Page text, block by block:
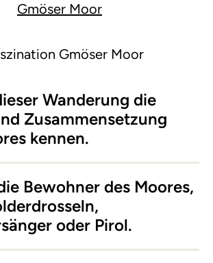
Gmöser Moor
Gmöser Moor
Wanderung die
Zusammensetzung
kennen.
Bewohner des Moores,
oder Pirol.